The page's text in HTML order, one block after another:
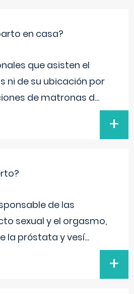
en casa?
que asisten el
ni de su ubicación por
de matronas d...
+
de las
sexual y el orgasmo,
la próstata y vesí...
+